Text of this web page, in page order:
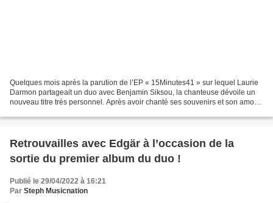
Quelques mois après la parution de l’EP « 15Minutes41 » sur lequel Laurie
Darmon partageait un duo avec Benjamin Siksou, la chanteuse dévoile un
nouveau titre très personnel. Après avoir chanté ses souvenirs et son amour
Retrouvailles avec Edgär à l’occasion de la
sortie du premier album du duo !
Publié le 29/04/2022 à 16:21
Par Steph Musicnation